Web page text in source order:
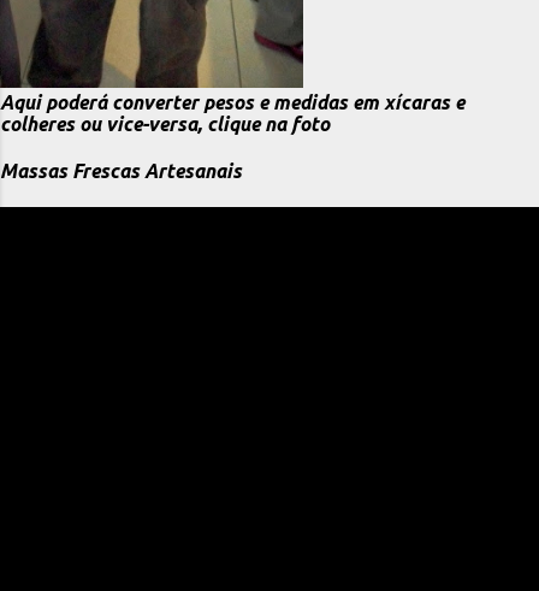
Aqui poderá converter pesos e medidas em xícaras e
colheres ou vice-versa, clique na foto
Massas Frescas Artesanais